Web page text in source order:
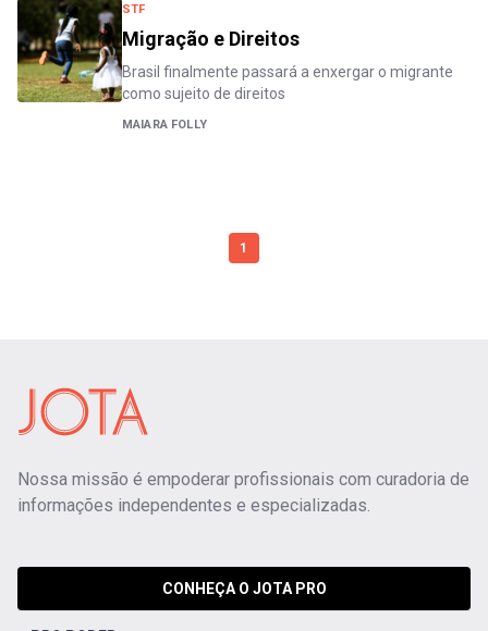
STF
Migração e Direitos
Brasil finalmente passará a enxergar o migrante
como sujeito de direitos
MAIARA FOLLY
1
Nossa missão é empoderar profissionais com curadoria de
informações independentes e especializadas.
CONHEÇA O JOTA PRO